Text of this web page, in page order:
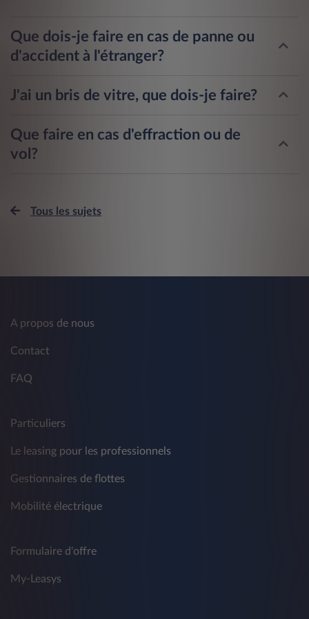
Que dois-je faire en cas de panne ou
d'accident à l'étranger?
J'ai un bris de vitre, que dois-je faire?
Que faire en cas d'effraction ou de
vol?
Tous les sujets
A propos de nous
Contact
FAQ
Particuliers
Le leasing pour les professionnels
Gestionnaires de flottes
Mobilité électrique
Formulaire d'offre
My-Leasys